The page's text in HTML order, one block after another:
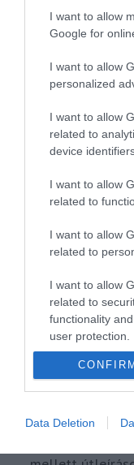
I want to allow
Google for
I want to allow
personalized
I want to allow
related to
device
I want to allow
related to
I want to allow
related to
I want to allow
related to
functionality
user protection.
CONFIRM
Data Deletion
MAGYARORSZÁG
VAKCINAÚTLEVÉL
ÚJRANYITÁS
Turisztikai
tanácsadó.
blogmagazin
forrásul és
és az utazni